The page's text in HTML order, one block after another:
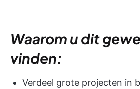
Waarom u dit
vinden:
Verdeel grote projecten in